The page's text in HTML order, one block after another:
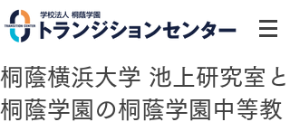
桐蔭横浜大学 池上研究室と
桐蔭学園の桐蔭学園中等教